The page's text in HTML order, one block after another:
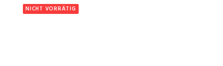
NICHT VORRÄTIG